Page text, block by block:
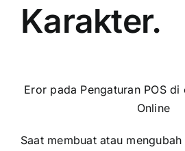
Karakter.
Eror pada Pengaturan POS
Online
Saat membuat atau mengubah